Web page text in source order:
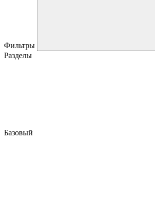
Фильтры
Разделы
Базовый